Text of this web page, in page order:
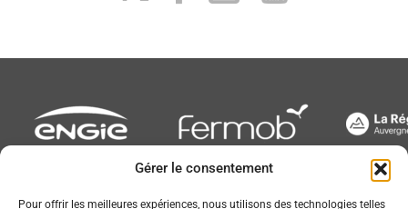
Gérer le consentement
Pour offrir les meilleures expériences, nous utilisons des technologies telles
Newsletter